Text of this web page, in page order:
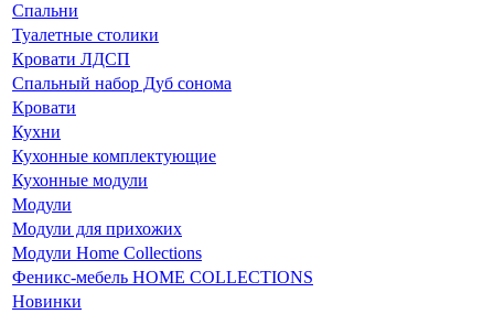
Спальни
Туалетные столики
Кровати ЛДСП
Спальный набор Дуб сонома
Кровати
Кухни
Кухонные комплектующие
Кухонные модули
Модули
Модули для прихожих
Модули Home Collections
Феникс-мебель HOME COLLECTIONS
Новинки